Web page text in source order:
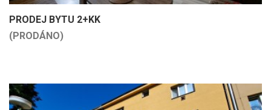
PRODEJ BYTU 2+KK
(PRODÁNO)